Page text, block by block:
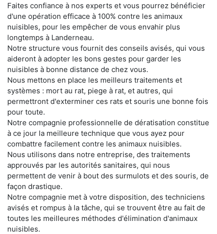
Faites confiance à nos experts et vous pourrez bénéficier
d'une opération efficace à 100% contre les animaux
nuisibles, pour les empêcher de vous envahir plus
longtemps à Landerneau.
Notre structure vous fournit des conseils avisés, qui vous
aideront à adopter les bons gestes pour garder les
nuisibles à bonne distance de chez vous.
Nous mettons en place les meilleurs traitements et
systèmes : mort au rat, piege à rat, et autres, qui
permettront d'exterminer ces rats et souris une bonne fois
pour toute.
Notre compagnie professionnelle de dératisation constitue
à ce jour la meilleure technique que vous ayez pour
combattre facilement contre les animaux nuisibles.
Nous utilisons dans notre entreprise, des traitements
approuvés par les autorités sanitaires, qui nous
permettent de venir à bout des surmulots et des souris, de
façon drastique.
Notre compagnie met à votre disposition, des techniciens
avisés et rompus à la tâche, qui se trouvent être au fait de
toutes les meilleures méthodes d'élimination d'animaux
nuisibles.